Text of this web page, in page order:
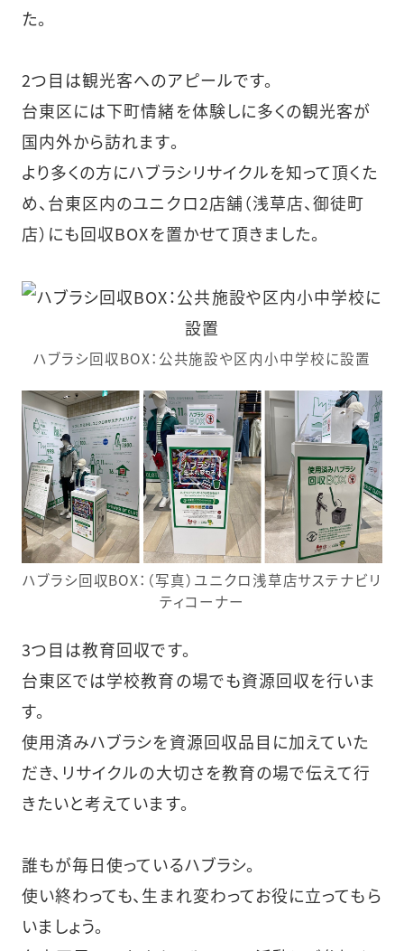
た。
2つ目は観光客へのアピールです。
台東区には下町情緒を体験しに多くの観光客が
国内外から訪れます。
より多くの方にハブラシリサイクルを知って頂くた
め、台東区内のユニクロ2店舗（浅草店、御徒町
店）にも回収BOXを置かせて頂きました。
ハブラシ回収BOX：公共施設や区内小中学校に設置
ハブラシ回収BOX：（写真）ユニクロ浅草店サステナビリ
ティコーナー
3つ目は教育回収です。
台東区では学校教育の場でも資源回収を行いま
す。
使用済みハブラシを資源回収品目に加えていた
だき、リサイクルの大切さを教育の場で伝えて行
きたいと考えています。
誰もが毎日使っているハブラシ。
使い終わっても、生まれ変わってお役に立ってもら
いましょう。